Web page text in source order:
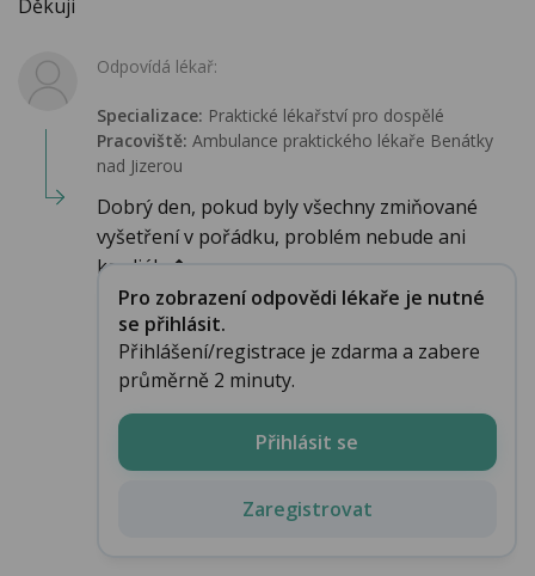
Děkuji
Odpovídá lékař:
Specializace: Praktické lékařství pro dospělé
Pracoviště: Ambulance praktického lékaře Benátky
nad Jizerou
Dobrý den, pokud byly všechny zmiňované
vyšetření v pořádku, problém nebude ani
kardiáln�...
Pro zobrazení odpovědi lékaře je nutné
se přihlásit.
Přihlášení/registrace je zdarma a zabere
průměrně 2 minuty.
Přihlásit se
Zaregistrovat